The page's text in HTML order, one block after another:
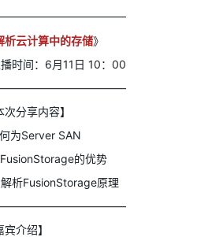
析云计算中的存储》
时间：6月11日 10：00
次分享内容】
为Server SAN
的优势
析FusionStorage原理
宾介绍】